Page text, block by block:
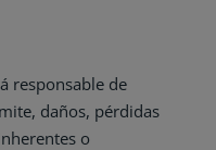
responsable de
daños, pérdidas
o